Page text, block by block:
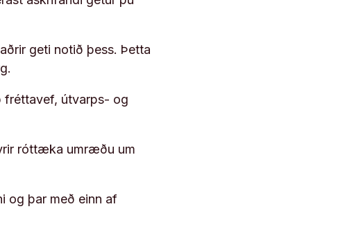
geti notið þess. Þetta
fréttavef, útvarps- og
róttæka umræðu um
og þar með einn af